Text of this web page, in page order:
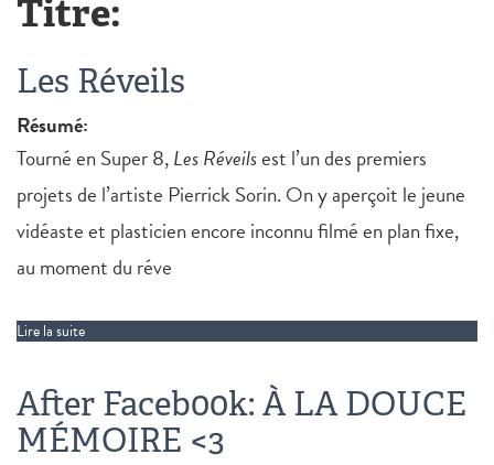
Titre:
Les Réveils
Résumé:
Tourné en Super 8,Les Réveilsest l’un des premiers
projets de l’artiste Pierrick Sorin. On y aperçoit le jeune
vidéaste et plasticien encore inconnu filmé en plan fixe,
au moment du réve
Lire la suite
After Faceb00k: À LA DOUCE
MÉMOIRE <3